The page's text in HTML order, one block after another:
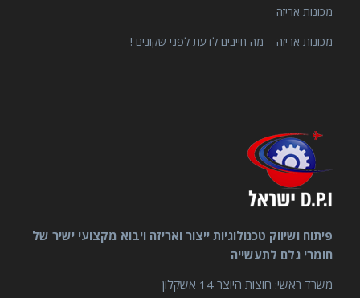
מכונות אריזה
מכונות אריזה – מה חייבים לדעת לפני שקונים !
פיתוח ושיווק טכנולוגיות ייצור ואריזה ויבוא מקצועי ישיר של
חומרי גלם לתעשייה
משרד ראשי: חוצות היוצר 14 אשקלון